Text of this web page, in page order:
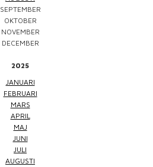
SEPTEMBER
OKTOBER
NOVEMBER
DECEMBER
2025
JANUARI
FEBRUARI
MARS
APRIL
MAJ
JUNI
JULI
AUGUSTI